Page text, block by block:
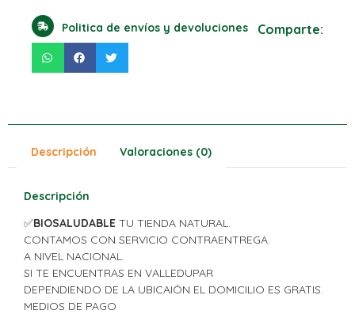
Politica de envíos y devoluciones Comparte:
Descripción Valoraciones (0)
Descripción
✅BIOSALUDABLE TU TIENDA NATURAL.
CONTAMOS CON SERVICIO CONTRAENTREGA.
A NIVEL NACIONAL.
SI TE ENCUENTRAS EN VALLEDUPAR
DEPENDIENDO DE LA UBICAIÓN EL DOMICILIO ES GRATIS.
MEDIOS DE PAGO